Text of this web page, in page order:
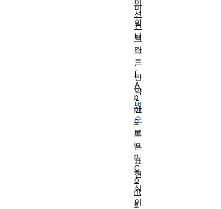
미
합
니
다
.
만
약
변
수
또
는
표
현
식
이
션
컨
텍
스
트
(
A
p
pli
c
at
io
n
C
o
nt
e